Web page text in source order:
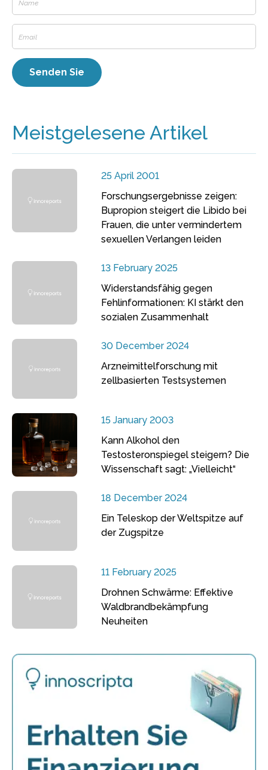
Meistgelesene Artikel
25 April 2001
Forschungsergebnisse zeigen:
Bupropion steigert die Libido bei
Frauen, die unter vermindertem
sexuellen Verlangen leiden
13 February 2025
Widerstandsfähig gegen
Fehlinformationen: KI stärkt den
sozialen Zusammenhalt
30 December 2024
Arzneimittelforschung mit
zellbasierten Testsystemen
15 January 2003
Kann Alkohol den
Testosteronspiegel steigern? Die
Wissenschaft sagt: „Vielleicht“
18 December 2024
Ein Teleskop der Weltspitze auf
der Zugspitze
11 February 2025
Drohnen Schwärme: Effektive
Waldbrandbekämpfung
Neuheiten